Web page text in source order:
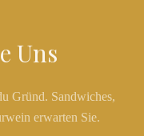
Uns
Gründ. Sandwiches,
erwarten Sie.